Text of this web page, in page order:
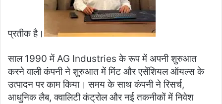
प्रतीक है।
साल 1990 में AG Industries के रूप में अपनी शुरुआत
करने वाली कंपनी ने शुरुआत में मिंट और एसेंशियल ऑयल्स के
उत्पादन पर काम किया। समय के साथ कंपनी ने रिसर्च,
आधुनिक लैब, क्वालिटी कंट्रोल और नई तकनीकों में निवेश